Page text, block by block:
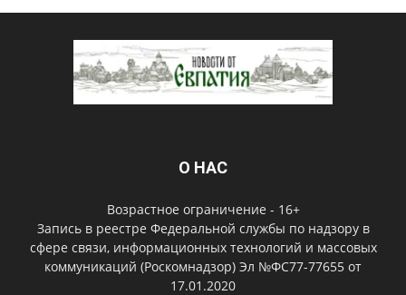
О НАС
Возрастное ограничение - 16+
Запись в реестре Федеральной службы по надзору в
сфере связи, информационных технологий и массовых
коммуникаций (Роскомнадзор) Эл №ФС77-77655 от
17.01.2020